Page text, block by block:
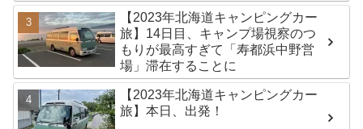
【2023年北海道キャンピングカー
旅】14日目、キャンプ場視察のつ
もりが最高すぎて「寿都浜中野営
場」滞在することに
【2023年北海道キャンピングカー
旅】本日、出発！